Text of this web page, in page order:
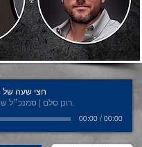
חצי שעה של
רונן סלם | סמנכ״ל שיווק, סמסונג ישראל.
00:00/ 00:00